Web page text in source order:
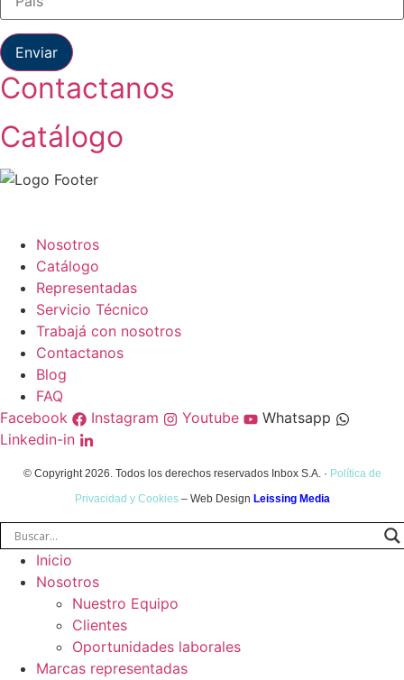
Enviar
Contactanos
Catálogo
Nosotros
Catálogo
Representadas
Servicio Técnico
Trabajá con nosotros
Contactanos
Blog
FAQ
Facebook
Instagram Youtube
Whatsapp
Linkedin-in
© Copyright 2026. Todos los derechos reservados Inbox S.A. · Política de
Privacidad y Cookies– Web Design Leissing Media
Inicio
Nosotros
Nuestro Equipo
Clientes
Oportunidades laborales
Marcas representadas